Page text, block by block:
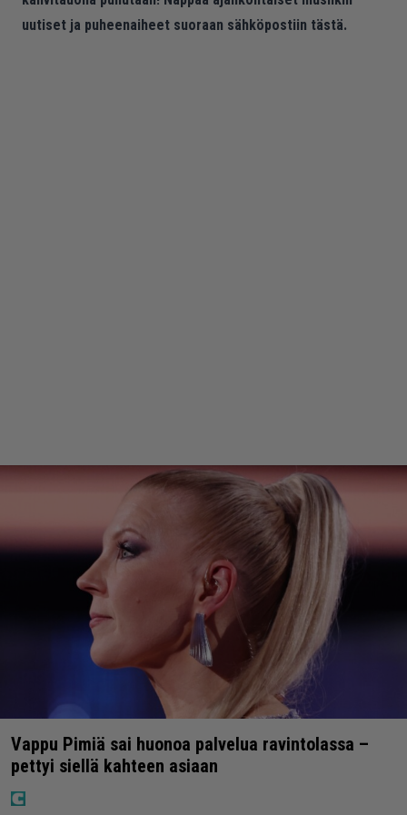
uutiset ja puheenaiheet suoraan sähköpostiin tästä.
Vappu Pimiä sai huonoa palvelua ravintolassa –
pettyi siellä kahteen asiaan